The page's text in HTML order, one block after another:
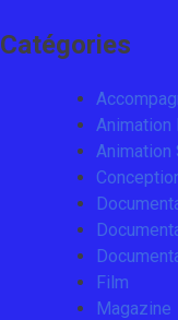
Catégories
Animation
Film
Magazine